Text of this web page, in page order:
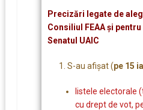
Precizări legate de
Consiliul FEAA și
Senatul UAIC
S-au afișat (pe 15
listele electorale
cu drept de vot,